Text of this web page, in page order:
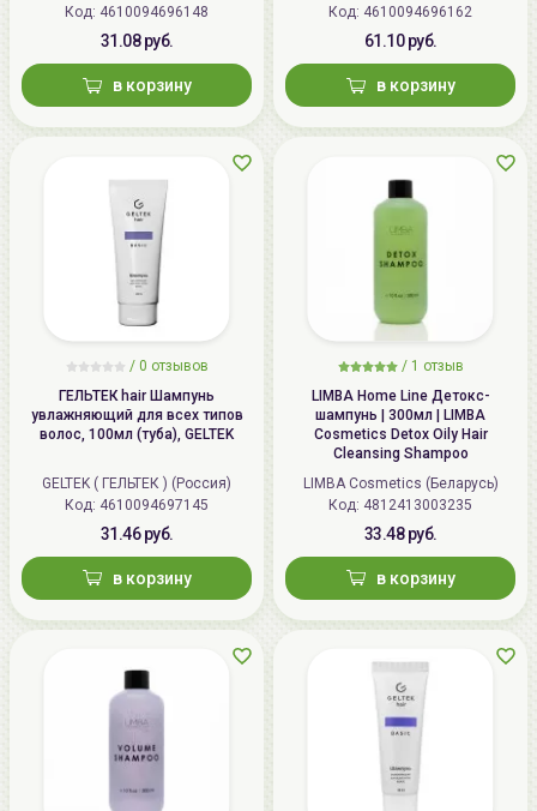
Код: 4610094696148
31.08 руб.
в корзину
Код: 4610094696162
61.10 руб.
в корзину
/ 0 отзывов
ГЕЛЬТЕК hair Шампунь
увлажняющий для всех типов
волос, 100мл (туба), GELTEK
GELTEK ( ГЕЛЬТЕК ) (Россия)
Код: 4610094697145
31.46 руб.
в корзину
/ 1 отзыв
LIMBA Home Line Детокс-
шампунь | 300мл | LIMBA
Cosmetics Detox Oily Hair
Cleansing Shampoo
LIMBA Cosmetics (Беларусь)
Код: 4812413003235
33.48 руб.
в корзину